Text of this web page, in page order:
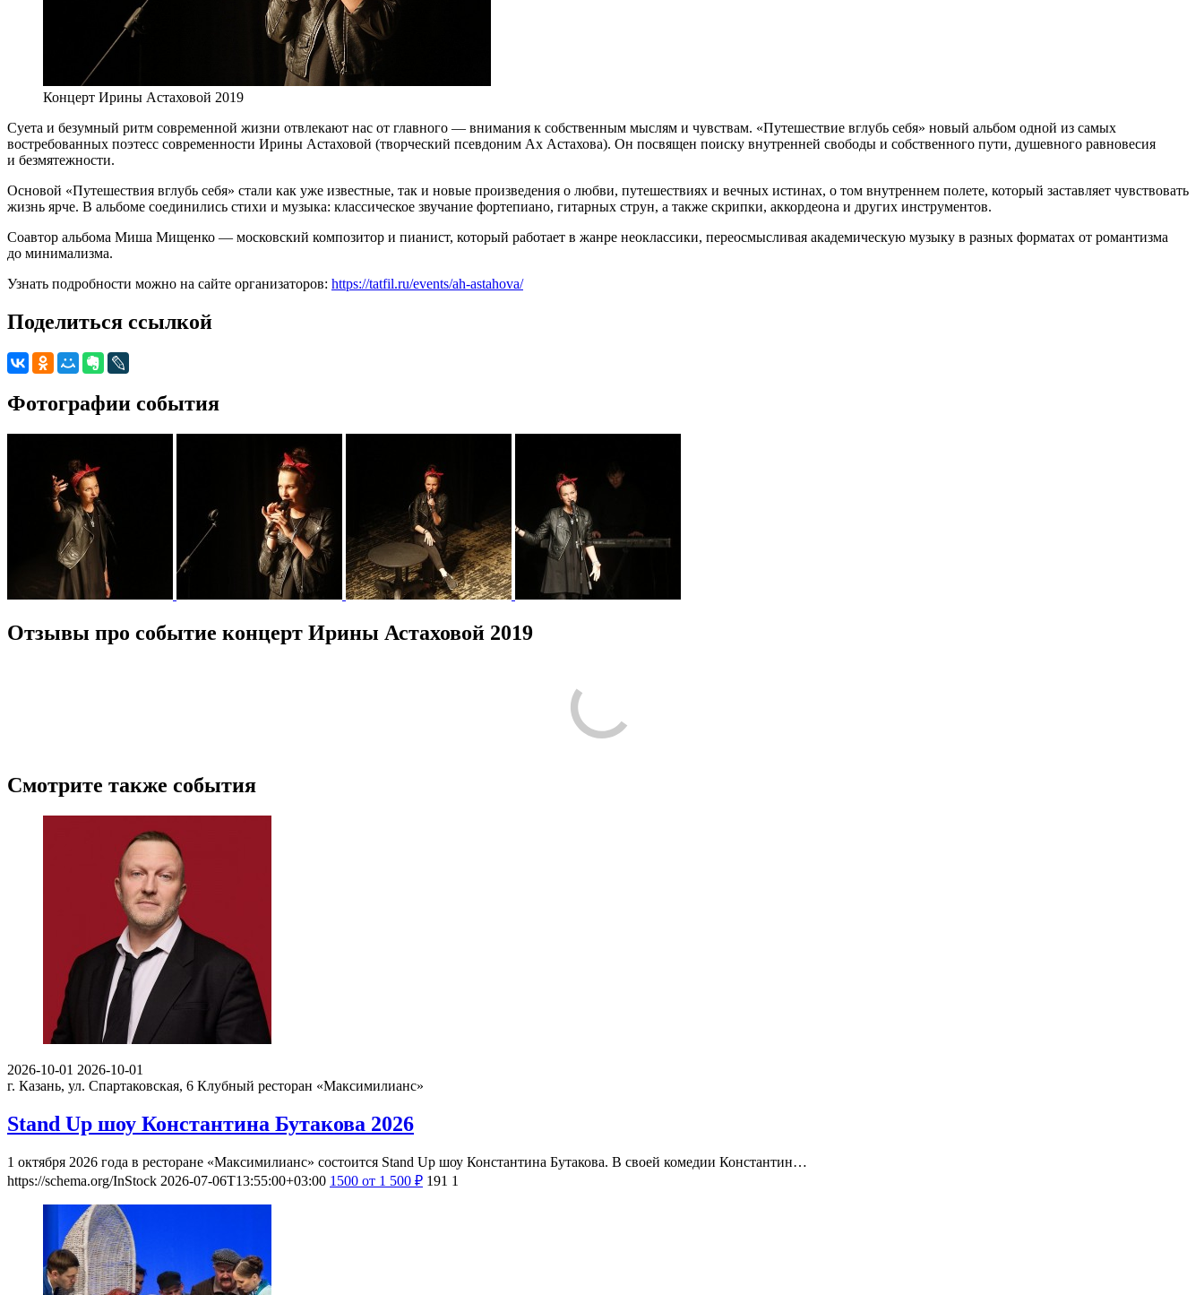
Концерт Ирины Астаховой 2019
Суета и безумный ритм современной жизни отвлекают нас от главного — внимания к собственным мыслям и чувствам. «Путешествие вглубь себя» новый альбом одной из самых
востребованных поэтесс современности Ирины Астаховой (творческий псевдоним Ах Астахова). Он посвящен поиску внутренней свободы и собственного пути, душевного равновесия
и безмятежности.
Основой «Путешествия вглубь себя» стали как уже известные, так и новые произведения о любви, путешествиях и вечных истинах, о том внутреннем полете, который заставляет чувствовать
жизнь ярче. В альбоме соединились стихи и музыка: классическое звучание фортепиано, гитарных струн, а также скрипки, аккордеона и других инструментов.
Соавтор альбома Миша Мищенко — московский композитор и пианист, который работает в жанре неоклассики, переосмысливая академическую музыку в разных форматах от романтизма
до минимализма.
Узнать подробности можно на сайте организаторов: https://tatfil.ru/events/ah-astahova/
Поделиться ссылкой
Фотографии события
Отзывы про событие концерт Ирины Астаховой 2019
Смотрите также события
2026-10-01 2026-10-01
г. Казань, ул. Спартаковская, 6 Клубный ресторан «Максимилианс»
Stand Up шоу Константина Бутакова 2026
1 октября 2026 года в ресторане «Максимилианс» состоится Stand Up шоу Константина Бутакова. В своей комедии Константин…
https://schema.org/InStock 2026-07-06T13:55:00+03:00 1500 от 1 500 ₽ 191 1